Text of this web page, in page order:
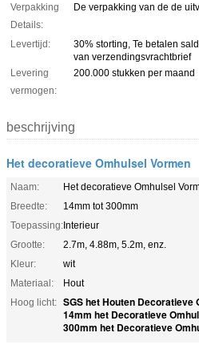
Verpakking
Details:
De verpakking van de de
Levertijd:
30% storting, Te betalen
van verzendingsvrachtbrief
Levering
vermogen:
200.000 stukken per maand
beschrijving
Het decoratieve Omhulsel Vormen
Naam:
Het decoratieve Omhulsel
Breedte:
14mm tot 300mm
Toepassing:Interieur
Grootte:
2.7m, 4.88m, 5.2m, enz.
Kleur:
wit
Materiaal:
Hout
Hoog licht: SGS het Houten Decoratieve
14mm het Decoratieve
300mm het Decoratieve